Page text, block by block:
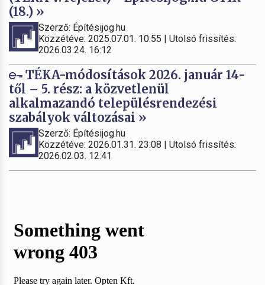
(18.) »
Szerző: Építésijog.hu
Közzétéve: 2025.07.01. 10:55 | Utolsó frissítés:
2026.03.24. 16:12
TÉKA-módosítások 2026. január 14-
től – 5. rész: a közvetlenül
alkalmazandó településrendezési
szabályok változásai »
Szerző: Építésijog.hu
Közzétéve: 2026.01.31. 23:08 | Utolsó frissítés:
2026.02.03. 12:41